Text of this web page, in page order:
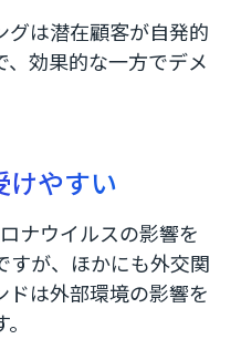
グは潜在顧客が自発的
、効果的な一方でデメ
けやすい
ナウイルスの影響を
すが、ほかにも外交関
は外部環境の影響を